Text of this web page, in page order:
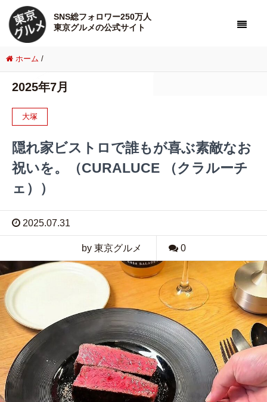
SNS総フォロワー250万人
東京グルメの公式サイト
ホーム /
2025年7月
大塚
隠れ家ビストロで誰もが喜ぶ素敵なお
祝いを。（CURALUCE （クラルーチ
ェ））
2025.07.31
by 東京グルメ 0